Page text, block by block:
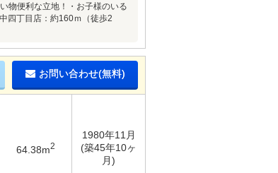
物便利な立地！・お子様のいる
四丁目店：約160ｍ（徒歩2
お問い合わせ(無料)
64.38m2
1980年11月
(築45年10ヶ
月)